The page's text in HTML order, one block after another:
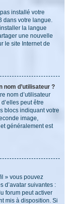
installé votre
dans votre langue.
la langue
une nouvelle
le site Internet de
nom d’utilisateur ?
nom d’utilisateur
peut être
blocs indiquant votre
image,
généralement est
» vous pouvez
d’avatar suivantes :
forum peut activer
mis à disposition. Si